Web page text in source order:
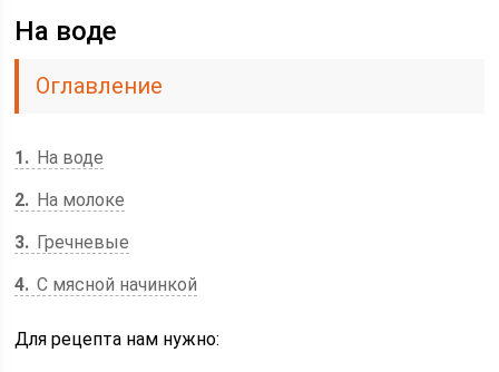
На воде
Оглавление
1
На воде
2
На молоке
3
Гречневые
4 С мясной начинкой
Для рецепта нам нужно: